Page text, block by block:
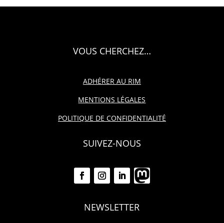
VOUS CHERCHEZ…
ADHÉRER AU RIM
MENTIONS LÉGALES
POLITIQUE DE CONFIDENTIALITÉ
SUIVEZ-NOUS
NEWSLETTER